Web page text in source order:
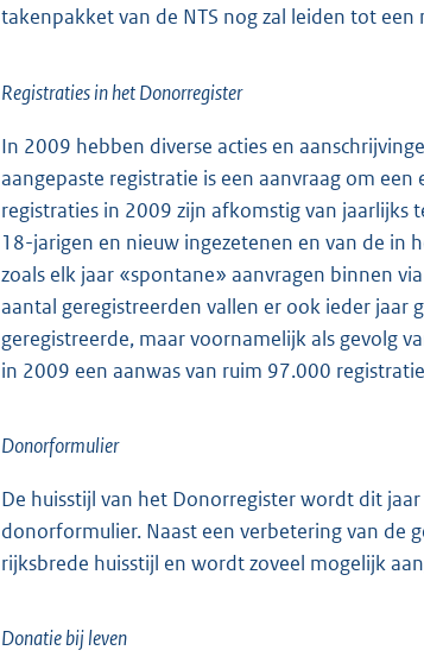
takenpakket van de NTS nog zal leiden tot
Registraties in het Donorregister
In 2009 hebben diverse acties en
aangepaste registratie is een aanvraag om
registraties in 2009 zijn afkomstig van jaarlijks
18-jarigen en nieuw ingezetenen en van de in
zoals elk jaar «spontane» aanvragen binnen
aantal geregistreerden vallen er ook ieder jaar
geregistreerde, maar voornamelijk als gevolg
in 2009 een aanwas van ruim 97.000
Donorformulier
De huisstijl van het Donorregister wordt dit
donorformulier. Naast een verbetering van de
rijksbrede huisstijl en wordt zoveel mogelijk
Donatie bij leven